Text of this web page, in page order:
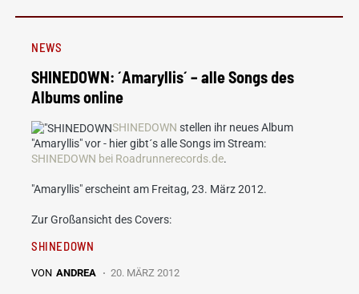
NEWS
SHINEDOWN: ´Amaryllis´ – alle Songs des
Albums online
SHINEDOWN stellen ihr neues Album
"Amaryllis" vor - hier gibt´s alle Songs im Stream:
SHINEDOWN bei Roadrunnerecords.de.
"Amaryllis" erscheint am Freitag, 23. März 2012.
Zur Großansicht des Covers:
SHINEDOWN
VON ANDREA 20. MÄRZ 2012